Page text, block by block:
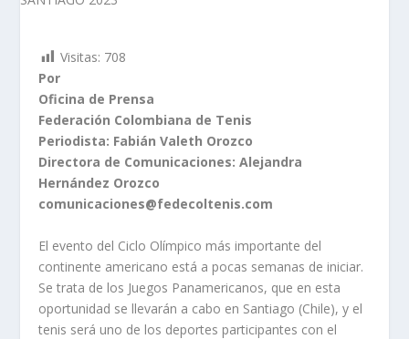
Visitas: 708
Por
Oficina de Prensa
Federación Colombiana de Tenis
Periodista: Fabián Valeth Orozco
Directora de Comunicaciones: Alejandra
Hernández Orozco
comunicaciones@fedecoltenis.com
El evento del Ciclo Olímpico más importante del
continente americano está a pocas semanas de iniciar.
Se trata de los Juegos Panamericanos, que en esta
oportunidad se llevarán a cabo en Santiago (Chile), y el
tenis será uno de los deportes participantes con el